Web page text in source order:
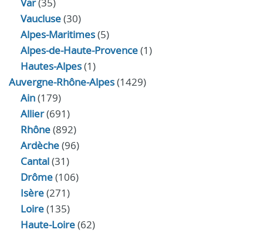
Vaucluse(30)
Alpes-Maritimes(5)
Alpes-de-Haute-Provence(1)
Hautes-Alpes(1)
Auvergne-Rhône-Alpes(1429)
Ain(179)
Allier(691)
Rhône(892)
Ardèche(96)
Cantal(31)
Drôme(106)
Isère(271)
Loire(135)
Haute-Loire(62)